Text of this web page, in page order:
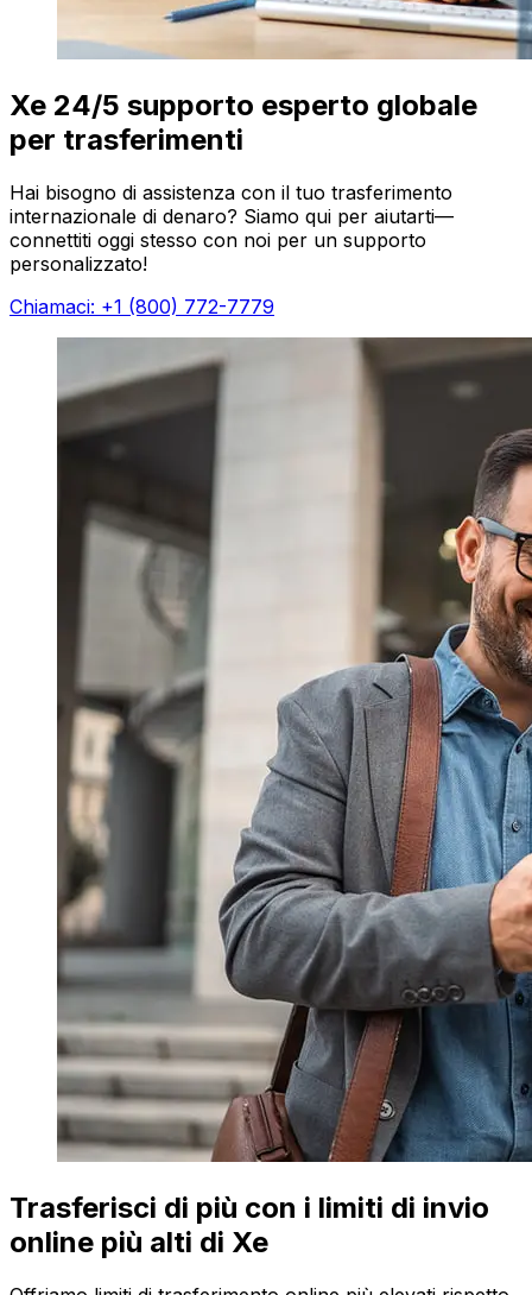
Xe 24/5 supporto esperto globale
per trasferimenti
Hai bisogno di assistenza con il tuo trasferimento
internazionale di denaro? Siamo qui per aiutarti—
connettiti oggi stesso con noi per un supporto
personalizzato!
Chiamaci: +1 (800) 772-7779
Trasferisci di più con i limiti di invio
online più alti di Xe